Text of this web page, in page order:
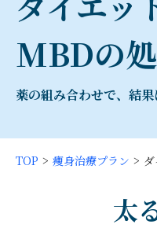
MBDの
薬の組み合わせで、結果
TOP 痩身治療プラン
太